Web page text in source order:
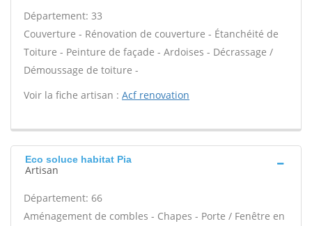
Département: 33
Couverture - Rénovation de couverture - Étanchéité de
Toiture - Peinture de façade - Ardoises - Décrassage /
Démoussage de toiture -
Voir la fiche artisan : Acf renovation
Eco soluce habitat Pia
Artisan
Département: 66
Aménagement de combles - Chapes - Porte / Fenêtre en